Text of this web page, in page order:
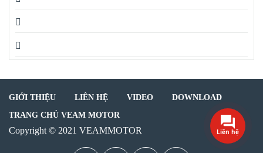
GIỚI THIỆU LIÊN HỆ VIDEO
DOWNLOAD
TRANG CHỦ VEAM MOTOR
Copyright © 2021 VEAMMOTOR Liên hệ